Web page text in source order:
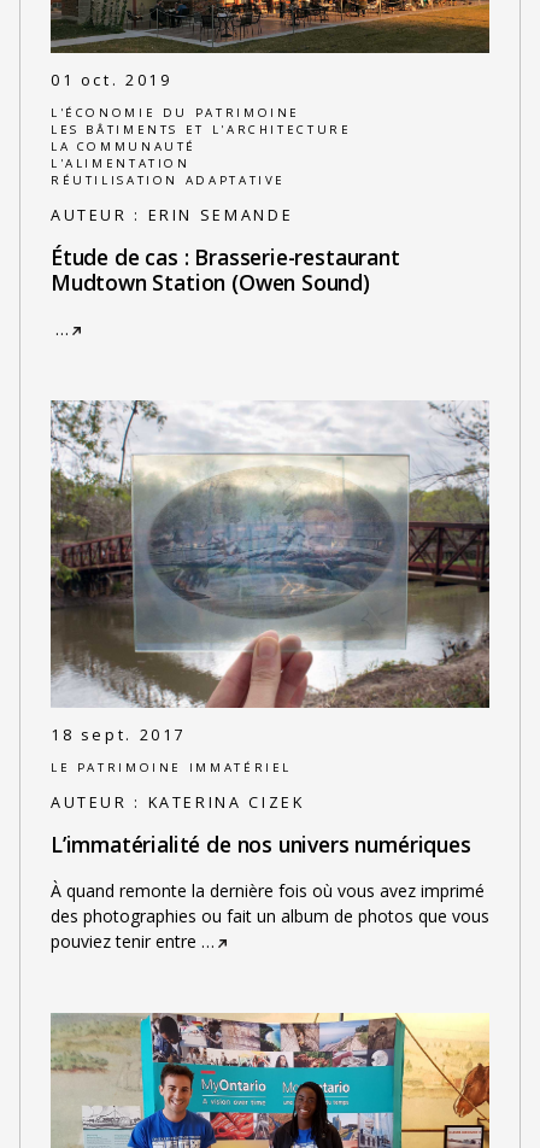
01 oct. 2019
L'ÉCONOMIE DU PATRIMOINE
LES BÂTIMENTS ET L'ARCHITECTURE
LA COMMUNAUTÉ
L'ALIMENTATION
RÉUTILISATION ADAPTATIVE
AUTEUR : ERIN SEMANDE
Étude de cas : Brasserie-restaurant
Mudtown Station (Owen Sound)
…
18 sept. 2017
LE PATRIMOINE IMMATÉRIEL
AUTEUR : KATERINA CIZEK
L’immatérialité de nos univers numériques
À quand remonte la dernière fois où vous avez imprimé
des photographies ou fait un album de photos que vous
pouviez tenir entre …